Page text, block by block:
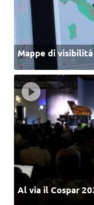
Mappe di
Al via il Cospar